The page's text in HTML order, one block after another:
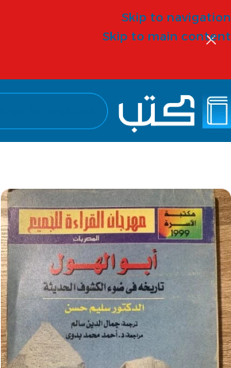
Skip to navigation
Skip to main content